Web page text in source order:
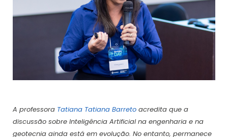
A professora Tatiana Tatiana Barreto acredita que a
discussão sobre Inteligência Artificial na engenharia e na
geotecnia ainda está em evolução. No entanto, permanece